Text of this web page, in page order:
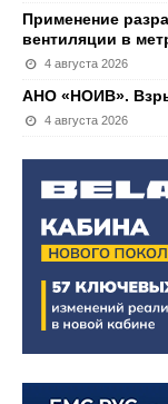
Применение
вентиляции в
4 августа 2026
АНО «НОИВ».
4 августа 2026